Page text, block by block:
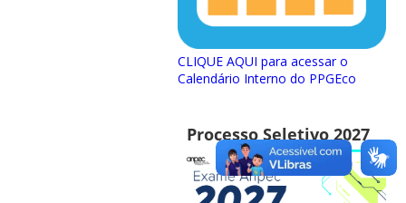
CLIQUE AQUI para acessar o
Calendário Interno do PPGEco
Processo Seletivo 2027